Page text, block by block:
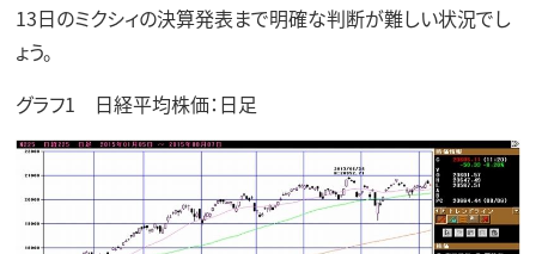
13日のミクシィの決算発表まで明確な判断が難しい状況でし
ょう。
グラフ1 日経平均株価：日足